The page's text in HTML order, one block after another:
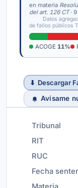
en materia
del art. 126 CT·
Datos
de fallos públicos
ACOGE 11%
⬇ Descargar
Avísame
Tribunal
RIT
RUC
Fecha